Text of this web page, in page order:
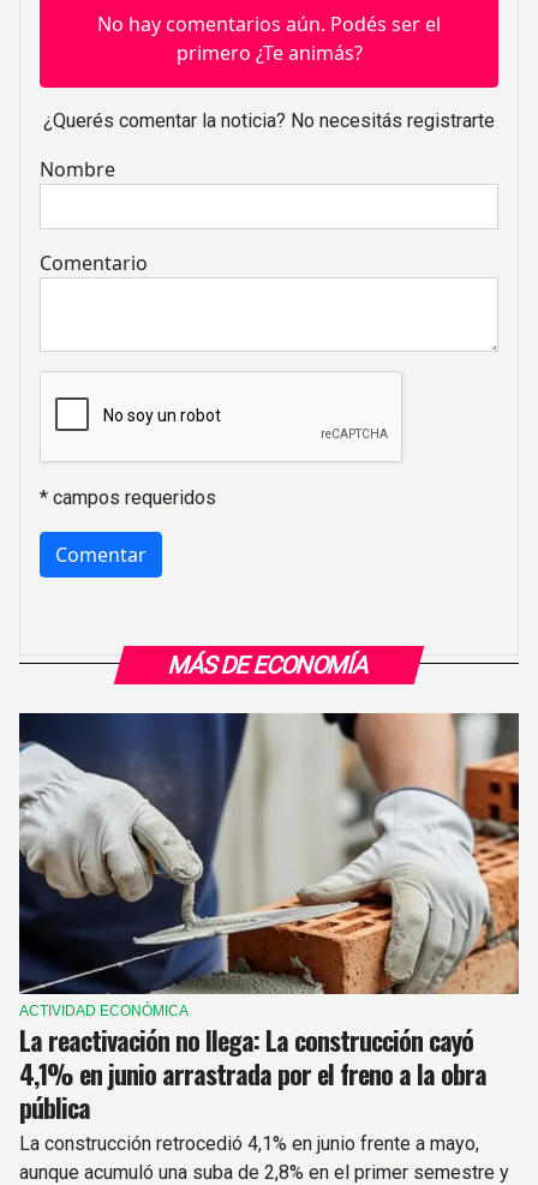
MÁS DE ECONOMÍA
ACTIVIDAD ECONÓMICA
La reactivación no llega: La construcción cayó
4,1% en junio arrastrada por el freno a la obra
pública
La construcción retrocedió 4,1% en junio frente a mayo,
aunque acumuló una suba de 2,8% en el primer semestre y
No hay comentarios aún. Podés ser el
primero ¿Te animás?
¿Querés comentar la noticia? No necesitás registrarte
Nombre
Comentario
* campos requeridos